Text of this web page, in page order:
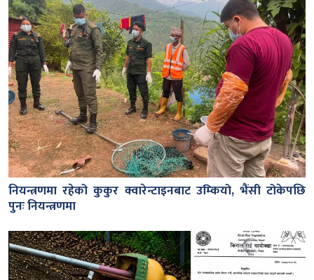
नियन्त्रणमा रहेको कुकुर क्वारेन्टाइनबाट उम्कियो, भैंसी टोकेपछि
पुनः नियन्त्रणमा